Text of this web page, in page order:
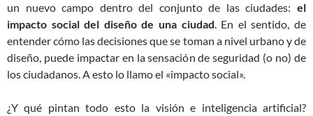
un nuevo campo dentro del conjunto de las ciudades: el
impacto social del diseño de una ciudad. En el sentido, de
entender cómo las decisiones que se toman a nivel urbano y de
diseño, puede impactar en la sensación de seguridad (o no) de
los ciudadanos. A esto lo llamo el «impacto social».
¿Y qué pintan todo esto la visión e inteligencia artificial?